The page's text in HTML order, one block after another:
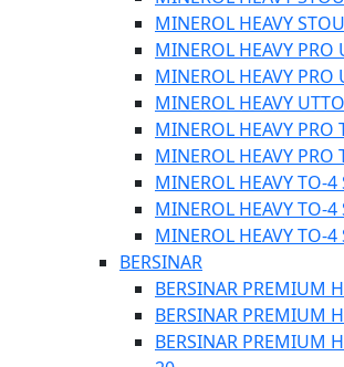
MINEROL HEAVY
MINEROL HEAVY
MINEROL HEAVY
MINEROL HEAVY
MINEROL HEAVY
MINEROL HEAVY
MINEROL HEAVY TO-
MINEROL HEAVY TO-
MINEROL HEAVY TO-
BERSINAR
BERSINAR PREMIUM
BERSINAR PREMIUM
BERSINAR PREMIUM